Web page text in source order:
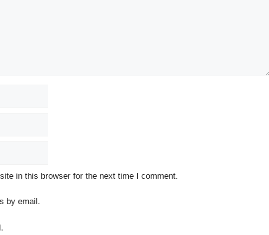
in this browser for the next time I comment.
by email.